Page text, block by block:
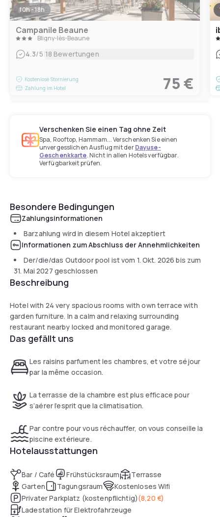
10h - 18h
Campanile Beaune
Bligny-lès-Beaune
4.3/5|18 Bewertungen
Kostenlose Stornierung
Zahlung im Hotel
75 €
Verschenken Sie einen Tag ohne Zeit
Spa, Rooftop, Hammam... Verschenken Sie einen
unvergesslichen Ausflug mit derDayuse-
Geschenkkarte. Nicht in allen Hotels verfügbar.
Verfügbarkeit prüfen.
Besondere Bedingungen
Zahlungsinformationen
Barzahlung wird in diesem Hotel akzeptiert
Informationen zum Abschluss der Annehmlichkeiten
Der/die/das Outdoor pool ist vom 1. Okt. 2026 bis zum
31. Mai 2027 geschlossen
Beschreibung
Hotel with 24 very spacious rooms with own terrace with
garden furniture. In a calm and relaxing surrounding
restaurant nearby locked and monitored garage.
Das gefällt uns
Les raisins parfument les chambres, et votre séjour
par la même occasion.
La terrasse de la chambre est plus efficace pour
s’aérer l’esprit que la climatisation.
Par contre pour vous réchauffer, on vous conseille la
piscine extérieure.
Hotelausstattungen
Bar / Café Frühstücksraum
Terrasse
Garten
Tagungsraum
Kostenloses Wifi
Privater Parkplatz (kostenpflichtig)(8,20 €)
Ladestation für Elektrofahrzeuge